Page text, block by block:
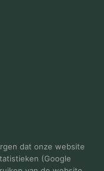
dat onze website
(Google